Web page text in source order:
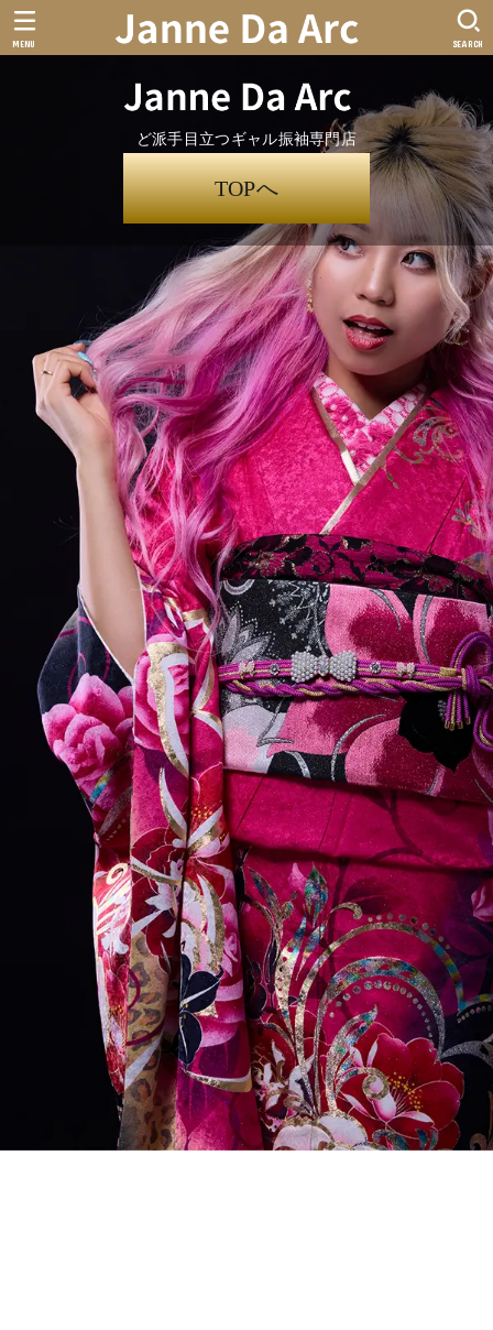
SEARCH
MENU
ど派手目立つギャル振袖専門店
TOPへ